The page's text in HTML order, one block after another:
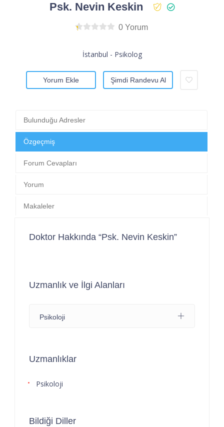
Psk. Nevin Keskin
0 Yorum
İstanbul - Psikolog
Yorum Ekle Şimdi Randevu Al
Bulunduğu Adresler
Özgeçmiş
Forum Cevapları
Yorum
Makaleler
Doktor Hakkında “Psk. Nevin Keskin”
Uzmanlık ve İlgi Alanları
Psikoloji
Uzmanlıklar
Psikoloji
Bildiği Diller